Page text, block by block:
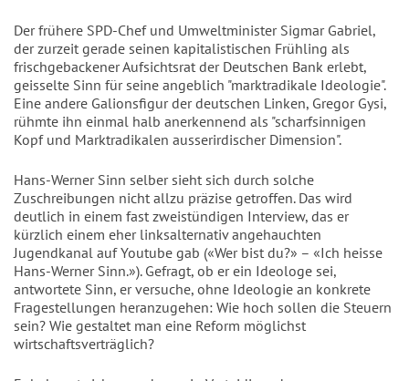
Der frühere SPD-Chef und Umweltminister Sigmar Gabriel,
der zurzeit gerade seinen kapitalistischen Frühling als
frischgebackener Aufsichtsrat der Deutschen Bank erlebt,
geisselte Sinn für seine angeblich "marktradikale Ideologie".
Eine andere Galionsfigur der deutschen Linken, Gregor Gysi,
rühmte ihn einmal halb anerkennend als "scharfsinnigen
Kopf und Marktradikalen ausserirdischer Dimension".
Hans-Werner Sinn selber sieht sich durch solche
Zuschreibungen nicht allzu präzise getroffen. Das wird
deutlich in einem fast zweistündigen Interview, das er
kürzlich einem eher linksalternativ angehauchten
Jugendkanal auf Youtube gab («Wer bist du?» – «Ich heisse
Hans-Werner Sinn.»). Gefragt, ob er ein Ideologe sei,
antwortete Sinn, er versuche, ohne Ideologie an konkrete
Fragestellungen heranzugehen: Wie hoch sollen die Steuern
sein? Wie gestaltet man eine Reform möglichst
wirtschaftsverträglich?